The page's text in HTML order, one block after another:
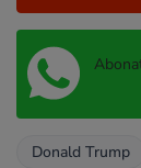
Donald Trump